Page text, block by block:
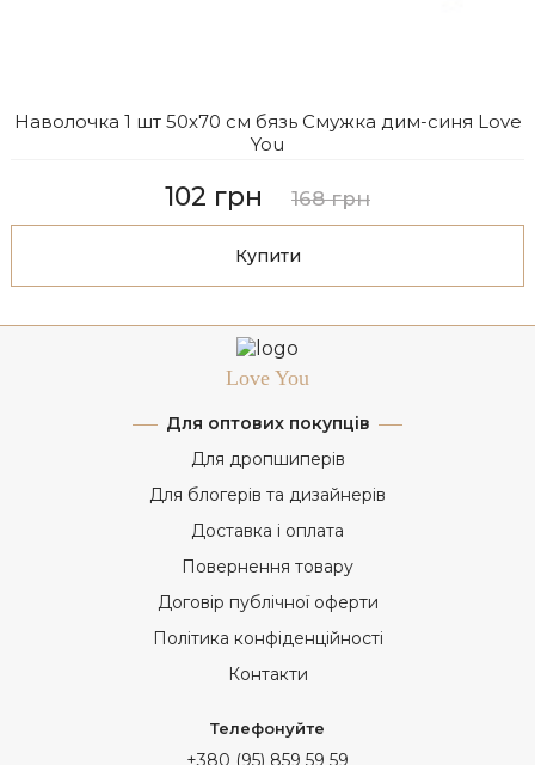
Наволочка 1 шт 50x70 см бязь Смужка дим-синя Love
You
102 грн 168 грн
Купити
Love You
Для оптових покупців
Для дропшиперів
Для блогерів та дизайнерів
Доставка і оплата
Повернення товару
Договір публічної оферти
Політика конфіденційності
Контакти
Телефонуйте
+380 (95) 859 59 59